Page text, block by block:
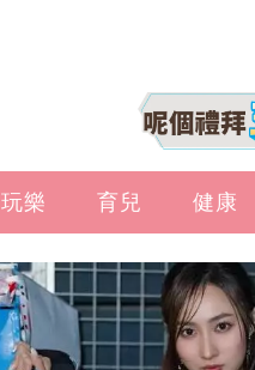
玩樂 育兒 健康